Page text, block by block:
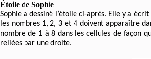
Étoile de Sophie
Sophie a dessiné l’étoile ci-après. Elle y a
les nombres 1, 2, 3 et 4 doivent apparaître
nombre de 1 à 8 dans les cellules de façon
reliées par une droite.